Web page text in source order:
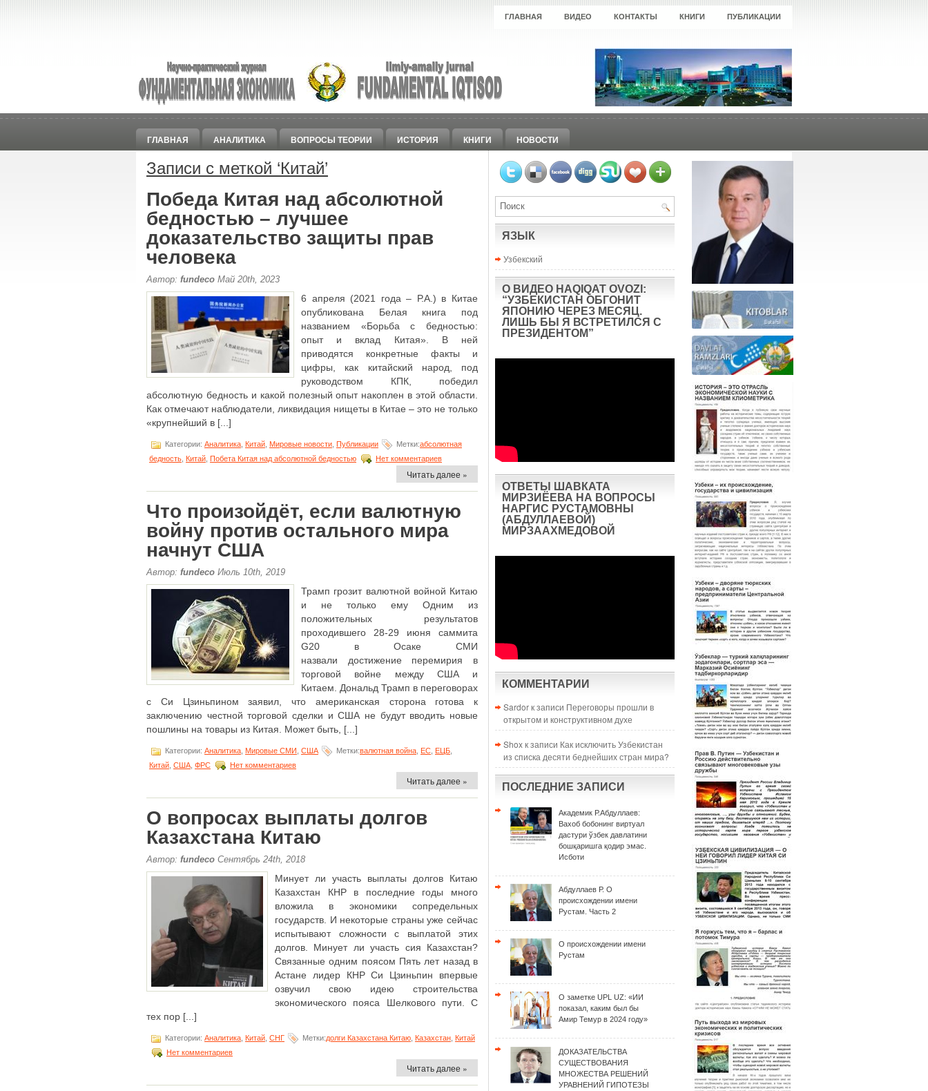
ГЛАВНАЯ ВИДЕО КОНТАКТЫ КНИГИ ПУБЛИКАЦИИ
ГЛАВНАЯ АНАЛИТИКА ВОПРОСЫ ТЕОРИИ ИСТОРИЯ КНИГИ НОВОСТИ
Записи с меткой ‘Китай’
Победа Китая над абсолютной
бедностью – лучшее
доказательство защиты прав
человека
Автор: fundeco Май 20th, 2023
6 апреля (2021 года – Р.А.) в Китае
опубликована Белая книга под
названием «Борьба с бедностью:
опыт и вклад Китая». В ней
приводятся конкретные факты и
цифры, как китайский народ, под
руководством КПК, победил
абсолютную бедность и какой полезный опыт накоплен в этой области.
Как отмечают наблюдатели, ликвидация нищеты в Китае – это не только
«крупнейший в [...]
Категории: Аналитика Китай Мировые новости Публикации Метки:абсолютная
бедность Китай Побета Китая над абсолютной бедностью Нет комментариев
Читать далее »
Что произойдёт, если валютную
войну против остального мира
начнут США
Автор: fundeco Июль 10th, 2019
Трамп грозит валютной войной Китаю
и не только ему Одним из
положительных результатов
проходившего 28-29 июня саммита
G20 в Осаке СМИ
назвали достижение перемирия в
торговой войне между США и
Китаем. Дональд Трамп в переговорах
с Си Цзиньпином заявил, что американская сторона готова к
заключению честной торговой сделки и США не будут вводить новые
пошлины на товары из Китая. Может быть, [...]
Категории: Аналитика Мировые СМИ США Метки:валютная война ЕС ЕЦБ
Китай США ФРС Нет комментариев
Читать далее »
О вопросах выплаты долгов
Казахстана Китаю
Автор: fundeco Сентябрь 24th, 2018
Минует ли участь выплаты долгов Китаю
Казахстан КНР в последние годы много
вложила в экономики сопредельных
государств. И некоторые страны уже сейчас
испытывают сложности с выплатой этих
долгов. Минует ли участь сия Казахстан?
Связанные одним поясом Пять лет назад в
Астане лидер КНР Си Цзиньпин впервые
озвучил свою идею строительства
экономического пояса Шелкового пути. С
тех пор [...]
Категории: Аналитика Китай СНГ Метки:долги Казахстана Китаю Казахстан Китай
Нет комментариев
Читать далее »
ЯЗЫК
Узбекский
О ВИДЕО HAQIQAT OVOZI:
“УЗБЕКИСТАН ОБГОНИТ
ЯПОНИЮ ЧЕРЕЗ МЕСЯЦ.
ЛИШЬ БЫ Я ВСТРЕТИЛСЯ С
ПРЕЗИДЕНТОМ”
ОТВЕТЫ ШАВКАТА
МИРЗИЁЕВА НА ВОПРОСЫ
НАРГИС РУСТАМОВНЫ
(АБДУЛЛАЕВОЙ)
МИРЗААХМЕДОВОЙ
КОММЕНТАРИИ
Sardor к записи Переговоры прошли в
открытом и конструктивном духе
Shox к записи Как исключить Узбекистан
из списка десяти беднейших стран мира?
ПОСЛЕДНИЕ ЗАПИСИ
Академик Р.Абдуллаев:
Вахоб бобонинг виртуал
дастури ўзбек давлатини
бошқаришга қодир эмас.
Исботи
Абдуллаев Р. О
происхождении имени
Рустам. Часть 2
О происхождении имени
Рустам
О заметке UPL UZ: «ИИ
показал, каким был бы
Амир Темур в 2024 году»
ДОКАЗАТЕЛЬСТВА
СУЩЕСТВОВАНИЯ
МНОЖЕСТВА РЕШЕНИЙ
УРАВНЕНИЙ ГИПОТЕЗЫ